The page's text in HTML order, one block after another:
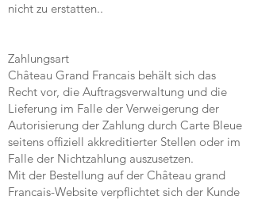
nicht zu erstatten..
Zahlungsart
Château Grand Francais behält sich das
Recht vor, die Auftragsverwaltung und die
Lieferung im Falle der Verweigerung der
Autorisierung der Zahlung durch Carte Bleue
seitens offiziell akkreditierter Stellen oder im
Falle der Nichtzahlung auszusetzen.
Mit der Bestellung auf der Château grand
Francais-Website verpflichtet sich der Kunde